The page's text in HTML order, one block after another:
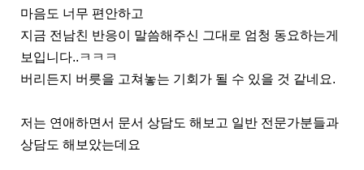
마음도 너무 편안하고
지금 전남친 반응이 말씀해주신 그대로 엄청 동요하는게
보입니다..ㅋㅋㅋ
버리든지 버릇을 고쳐놓는 기회가 될 수 있을 것 같네요.
저는 연애하면서 문서 상담도 해보고 일반 전문가분들과
상담도 해보았는데요